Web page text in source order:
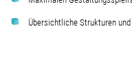
Übersichtliche Strukturen